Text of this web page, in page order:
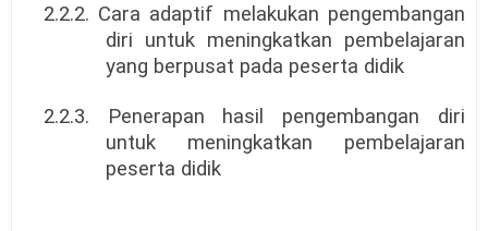
2.2.2. Cara adaptif melakukan pengembangan
diri untuk meningkatkan pembelajaran
yang berpusat pada peserta didik
2.2.3. Penerapan hasil pengembangan diri
untuk meningkatkan pembelajaran
peserta didik